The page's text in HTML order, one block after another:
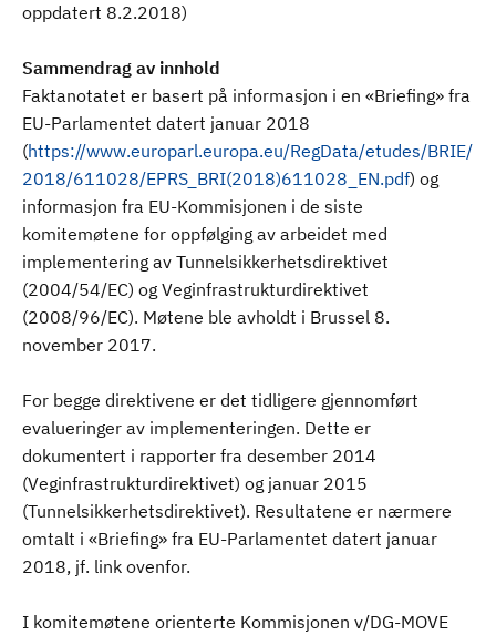
oppdatert 8.2.2018)
Sammendrag av innhold
Faktanotatet er basert på informasjon i en «Briefing» fra
EU-Parlamentet datert januar 2018
(https://www.europarl.europa.eu/RegData/etudes/BRIE/
2018/611028/EPRS_BRI(2018)611028_EN.pdf) og
informasjon fra EU-Kommisjonen i de siste
komitemøtene for oppfølging av arbeidet med
implementering av Tunnelsikkerhetsdirektivet
(2004/54/EC) og Veginfrastrukturdirektivet
(2008/96/EC). Møtene ble avholdt i Brussel 8.
november 2017.
For begge direktivene er det tidligere gjennomført
evalueringer av implementeringen. Dette er
dokumentert i rapporter fra desember 2014
(Veginfrastrukturdirektivet) og januar 2015
(Tunnelsikkerhetsdirektivet). Resultatene er nærmere
omtalt i «Briefing» fra EU-Parlamentet datert januar
2018, jf. link ovenfor.
I komitemøtene orienterte Kommisjonen v/DG-MOVE